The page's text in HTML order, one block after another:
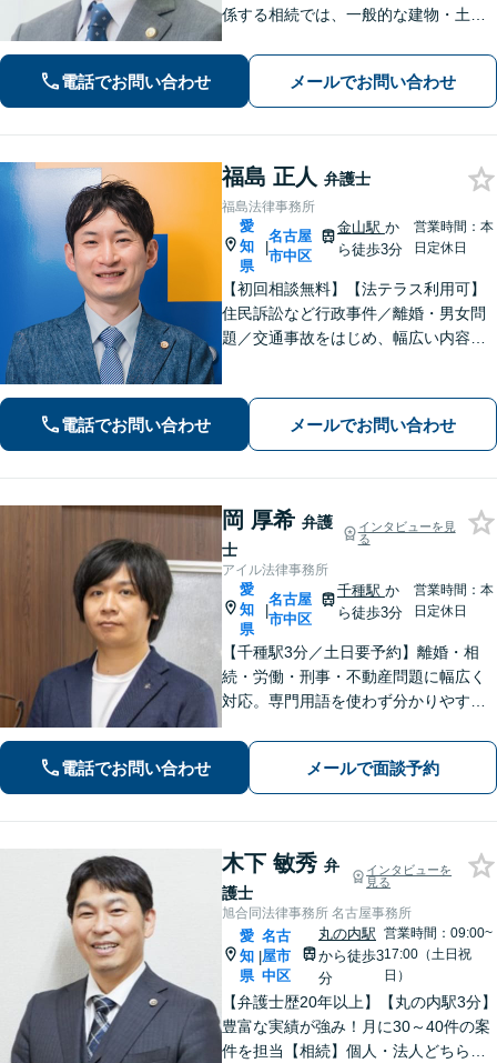
係する相続では、一般的な建物・土地
「IT法務部によるチームでの問題解
決」ITに関する深い知見を活かして技
術的な観点からも問題解決をサポー
ト！
電話でお問い合わせ メールでお問い合わせ
福島 正人 弁護士
福島法律事務所
愛
知
県
|
名古屋
市中区
金山駅 か
ら徒歩3分
営業時間：本
日定休日
【初回相談無料】【法テラス利用可】
住民訴訟など行政事件／離婚・男女問
題／交通事故をはじめ、幅広い内容の
依頼者様にとって納得感の高い解決を
目指します【夜間・休日相談可】【金
電話でお問い合わせ メールでお問い合わせ
岡 厚希 弁護
士
インタビューを見
る
アイル法律事務所
愛
知
県
|
名古屋
市中区
千種駅 か
ら徒歩3分
営業時間：本
日定休日
【千種駅3分／土日要予約】離婚・相
続・労働・刑事・不動産問題に幅広く
対応。専門用語を使わず分かりやすく
の弁護士が、あなたが気づいていない
最適な解決策まで、期待を超える「必
要十分以上」のサポートをご提供しま
す。
電話でお問い合わせ メールで面談予約
木下 敏秀 弁
護士
インタビューを
見る
旭合同法律事務所 名古屋事務所
愛
知
県
|
名古
屋市
中区
丸の内駅
から徒歩3
分
営業時間：09:00~
17:00（土日祝
日）
【弁護士歴20年以上】【丸の内駅3分】
豊富な実績が強み！月に30～40件の案
件を担当【相続】個人・法人どちらの